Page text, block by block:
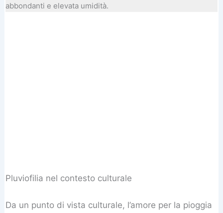
abbondanti e elevata umidità.
Pluviofilia nel contesto culturale
Da un punto di vista culturale, l’amore per la pioggia